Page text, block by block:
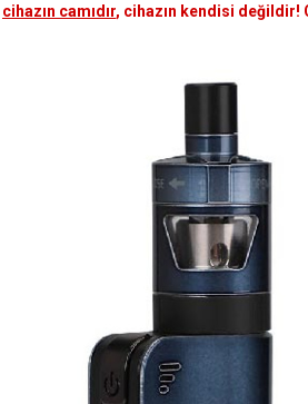
cihazın camıdır, cihazın kendisi değildir!